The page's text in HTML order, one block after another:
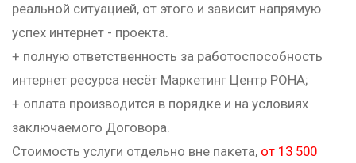
реальной ситуацией, от этого и зависит напрямую
успех интернет - проекта.
+ полную ответственность за работоспособность
интернет ресурса несёт Маркетинг Центр РОНА;
+ оплата производится в порядке и на условиях
заключаемого Договора.
Стоимость услуги отдельно вне пакета, от 13 500